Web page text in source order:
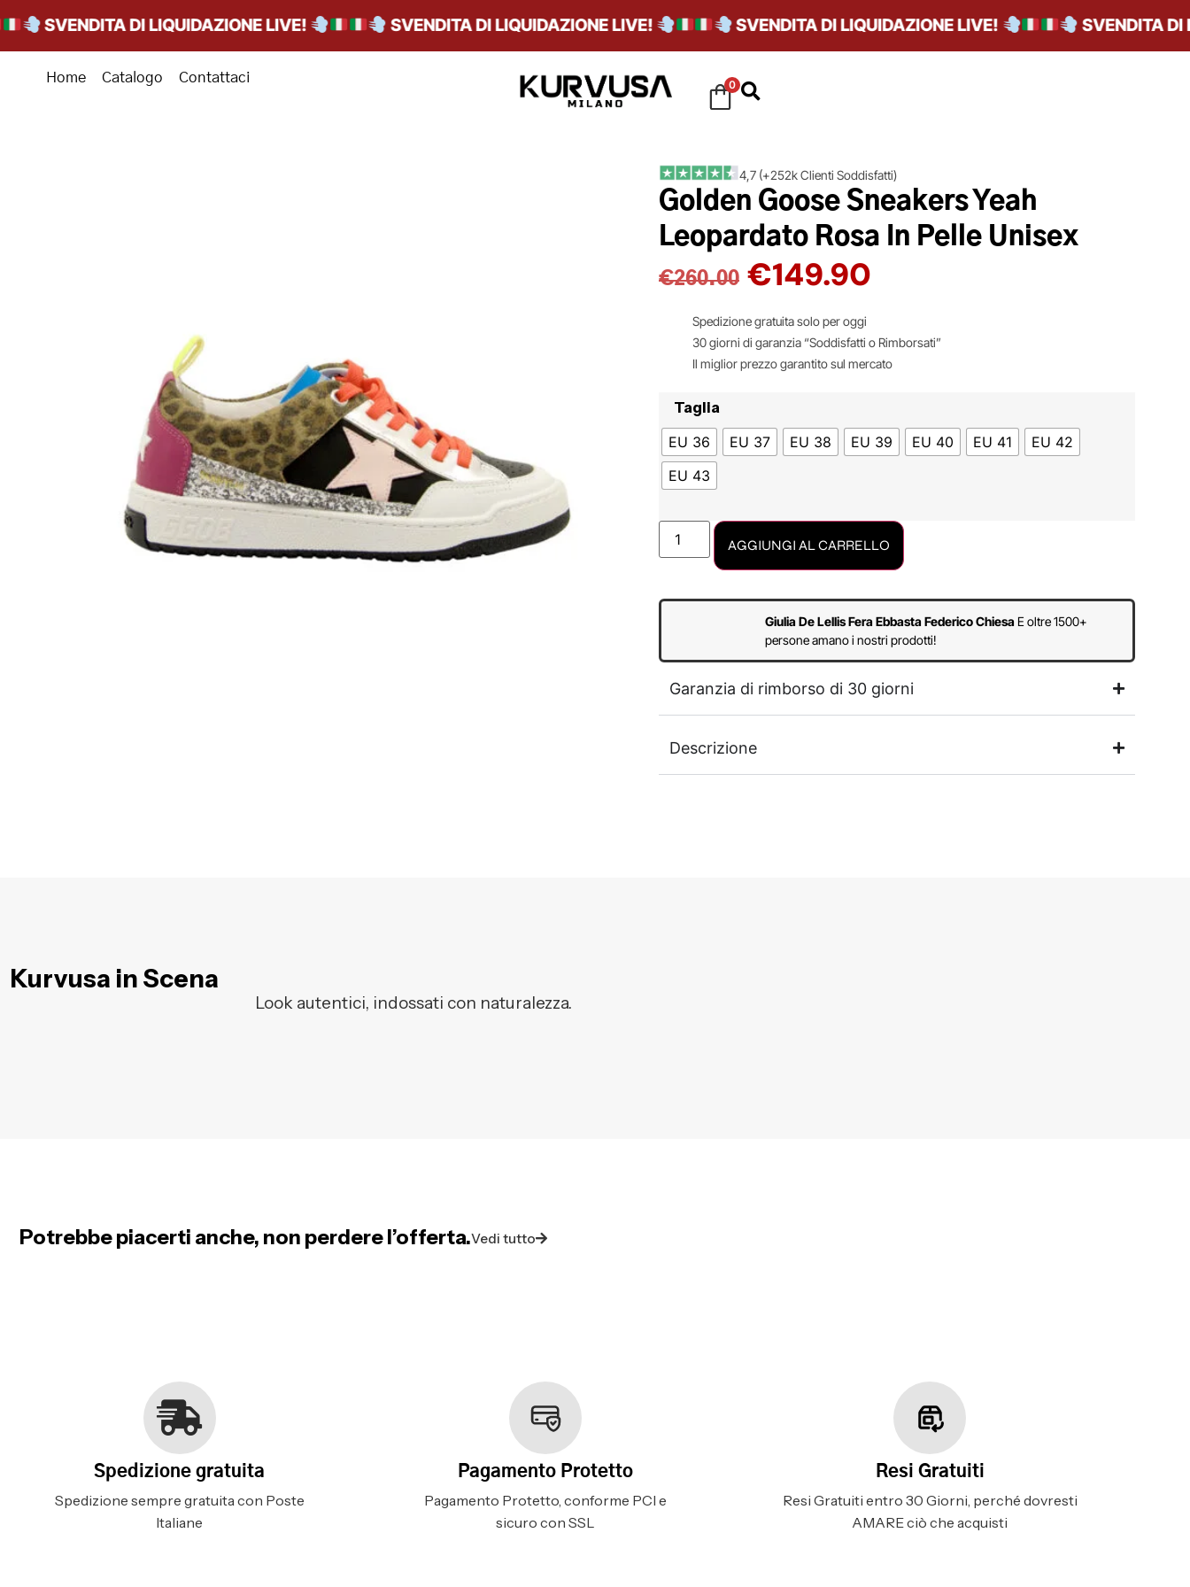
SVENDITA DI LIQUIDAZIONE LIVE! SVENDITA DI LIQUIDAZIONE LIVE! SVENDITA DI LIQUIDAZIONE LIVE! SVENDITA DI
Home Catalogo Contattaci 0
4,7 (+252k Clienti Soddisfatti)
Golden Goose Sneakers Yeah
Leopardato Rosa In Pelle Unisex
€260.00 €149.90
Spedizione gratuita solo per oggi
30 giorni di garanzia “Soddisfatti o Rimborsati”
Il miglior prezzo garantito sul mercato
Taglia
EU 36
EU 37 EU 38 EU 39 EU 40 EU 41
EU 42
EU 43
AGGIUNGI AL CARRELLO
Giulia De Lellis Fera Ebbasta Federico ChiesaE oltre 1500+
persone amano i nostri prodotti!
Garanzia di rimborso di 30 giorni
Descrizione
Kurvusa in Scena
Look autentici, indossati con naturalezza.
Potrebbe piacerti anche, non perdere l’offerta.Vedi tutto
Spedizione gratuita
Spedizione sempre gratuita con Poste
Italiane
Pagamento Protetto
Pagamento Protetto, conforme PCI e
sicuro con SSL
Resi Gratuiti
Resi Gratuiti entro 30 Giorni, perché dovresti
AMARE ciò che acquisti